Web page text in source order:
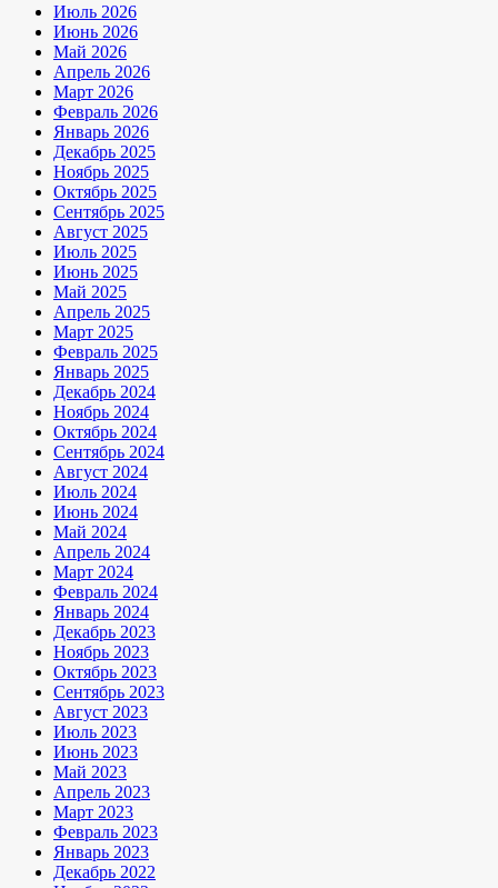
Июль 2026
Июнь 2026
Май 2026
Апрель 2026
Март 2026
Февраль 2026
Январь 2026
Декабрь 2025
Ноябрь 2025
Октябрь 2025
Сентябрь 2025
Август 2025
Июль 2025
Июнь 2025
Май 2025
Апрель 2025
Март 2025
Февраль 2025
Январь 2025
Декабрь 2024
Ноябрь 2024
Октябрь 2024
Сентябрь 2024
Август 2024
Июль 2024
Июнь 2024
Май 2024
Апрель 2024
Март 2024
Февраль 2024
Январь 2024
Декабрь 2023
Ноябрь 2023
Октябрь 2023
Сентябрь 2023
Август 2023
Июль 2023
Июнь 2023
Май 2023
Апрель 2023
Март 2023
Февраль 2023
Январь 2023
Декабрь 2022